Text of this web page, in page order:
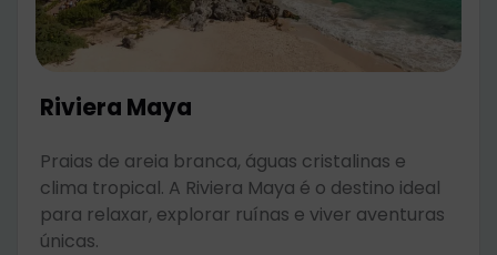
Riviera Maya
Praias de areia branca, águas cristalinas e
clima tropical. A Riviera Maya é o destino ideal
para relaxar, explorar ruínas e viver aventuras
únicas.